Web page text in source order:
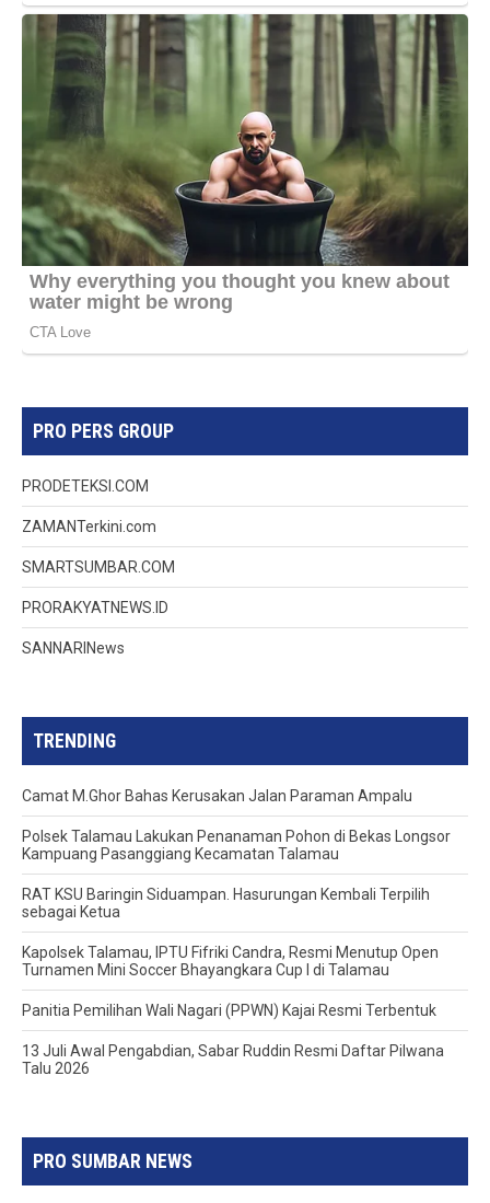
PRO PERS GROUP
PRODETEKSI.COM
ZAMANTerkini.com
SMARTSUMBAR.COM
PRORAKYATNEWS.ID
SANNARINews
TRENDING
Camat M.Ghor Bahas Kerusakan Jalan Paraman Ampalu
Polsek Talamau Lakukan Penanaman Pohon di Bekas Longsor
Kampuang Pasanggiang Kecamatan Talamau
RAT KSU Baringin Siduampan. Hasurungan Kembali Terpilih
sebagai Ketua
Kapolsek Talamau, IPTU Fifriki Candra, Resmi Menutup Open
Turnamen Mini Soccer Bhayangkara Cup I di Talamau
Panitia Pemilihan Wali Nagari (PPWN) Kajai Resmi Terbentuk
13 Juli Awal Pengabdian, Sabar Ruddin Resmi Daftar Pilwana
Talu 2026
PRO SUMBAR NEWS